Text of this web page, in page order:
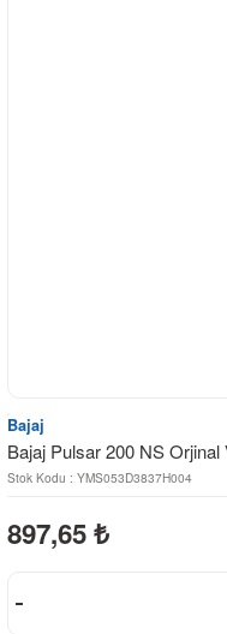
Bajaj
Bajaj Pulsar 200 NS Orjinal
Stok Kodu : YMS053D3837H004
897,65 ₺